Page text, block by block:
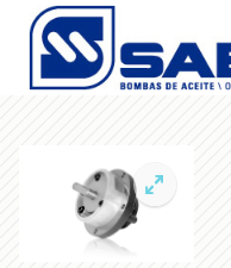
contenido
La empresa
Catálogo